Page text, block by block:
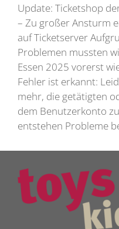
Update: Ticketshop
– Zu großer Ansturm
auf Ticketserver
Problemen mussten
Essen 2025 vorerst
Fehler ist erkannt:
mehr, die getätigten
dem Benutzerkonto
entstehen Probleme